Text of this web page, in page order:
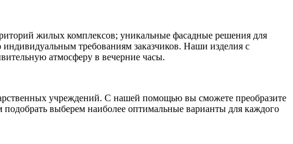
жилых комплексов; уникальные фасадные решения для
требованиям заказчиков. Наши изделия с
атмосферу в вечерние часы.
учреждений. С нашей помощью вы сможете преобразите
выберем наиболее оптимальные варианты для каждого